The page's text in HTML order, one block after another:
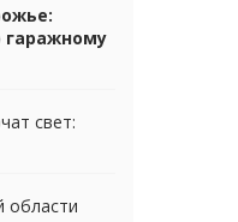
гаражному
свет:
области